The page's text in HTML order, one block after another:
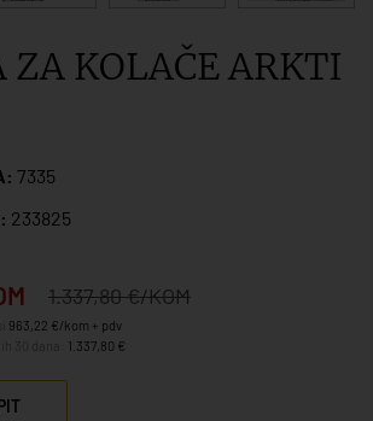
KOLAČE ARKTI
7335
233825
1.337,80 €/KOM
963,22 €/kom + pdv
1.337,80 €